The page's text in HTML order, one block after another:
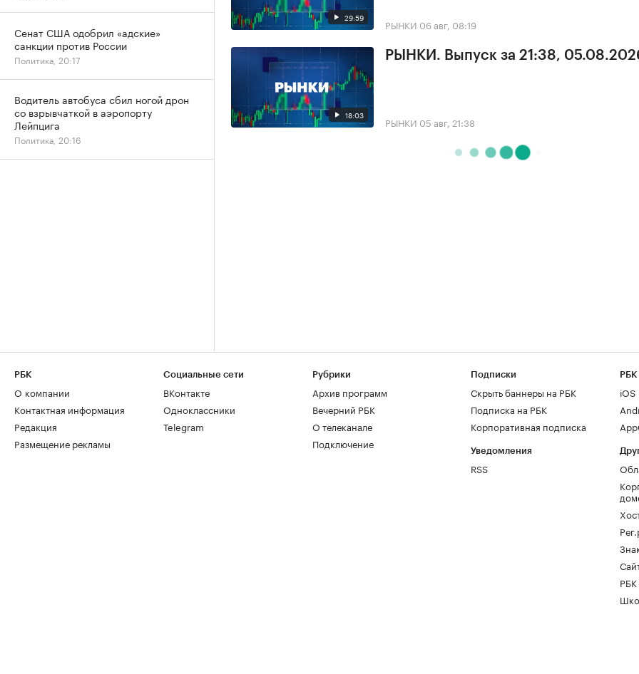
29:59 РЫНКИ 06 авг, 08:19
18:03
РЫНКИ. Выпуск за 21:38,
РЫНКИ 05 авг, 21:38
Сенат США одобрил «адские»
санкции против России
Политика, 20:17
Водитель автобуса сбил ногой дрон
со взрывчаткой в аэропорту
Лейпцига
Политика, 20:16
РБК
О компании
Контактная информация
Редакция
Размещение рекламы
Социальные сети
ВКонтакте
Одноклассники
Telegram
Рубрики
Архив программ
Вечерний РБК
О телеканале
Подключение
Подписки
Скрыть баннеры на РБК
Подписка на РБК
Корпоративная подписка
Уведомления
RSS
РБК
iOS